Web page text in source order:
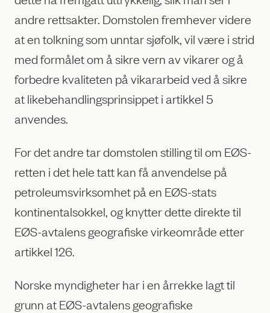
andre rettsakter. Domstolen fremhever videre
at en tolkning som unntar sjøfolk, vil være i strid
med formålet om å sikre vern av vikarer og å
forbedre kvaliteten på vikararbeid ved å sikre
at likebehandlingsprinsippet i artikkel 5
anvendes.
For det andre tar domstolen stilling til om EØS-
retten i det hele tatt kan få anvendelse på
petroleumsvirksomhet på en EØS-stats
kontinentalsokkel, og knytter dette direkte til
EØS-avtalens geografiske virkeområde etter
artikkel 126.
Norske myndigheter har i en årrekke lagt til
grunn at EØS-avtalens geografiske